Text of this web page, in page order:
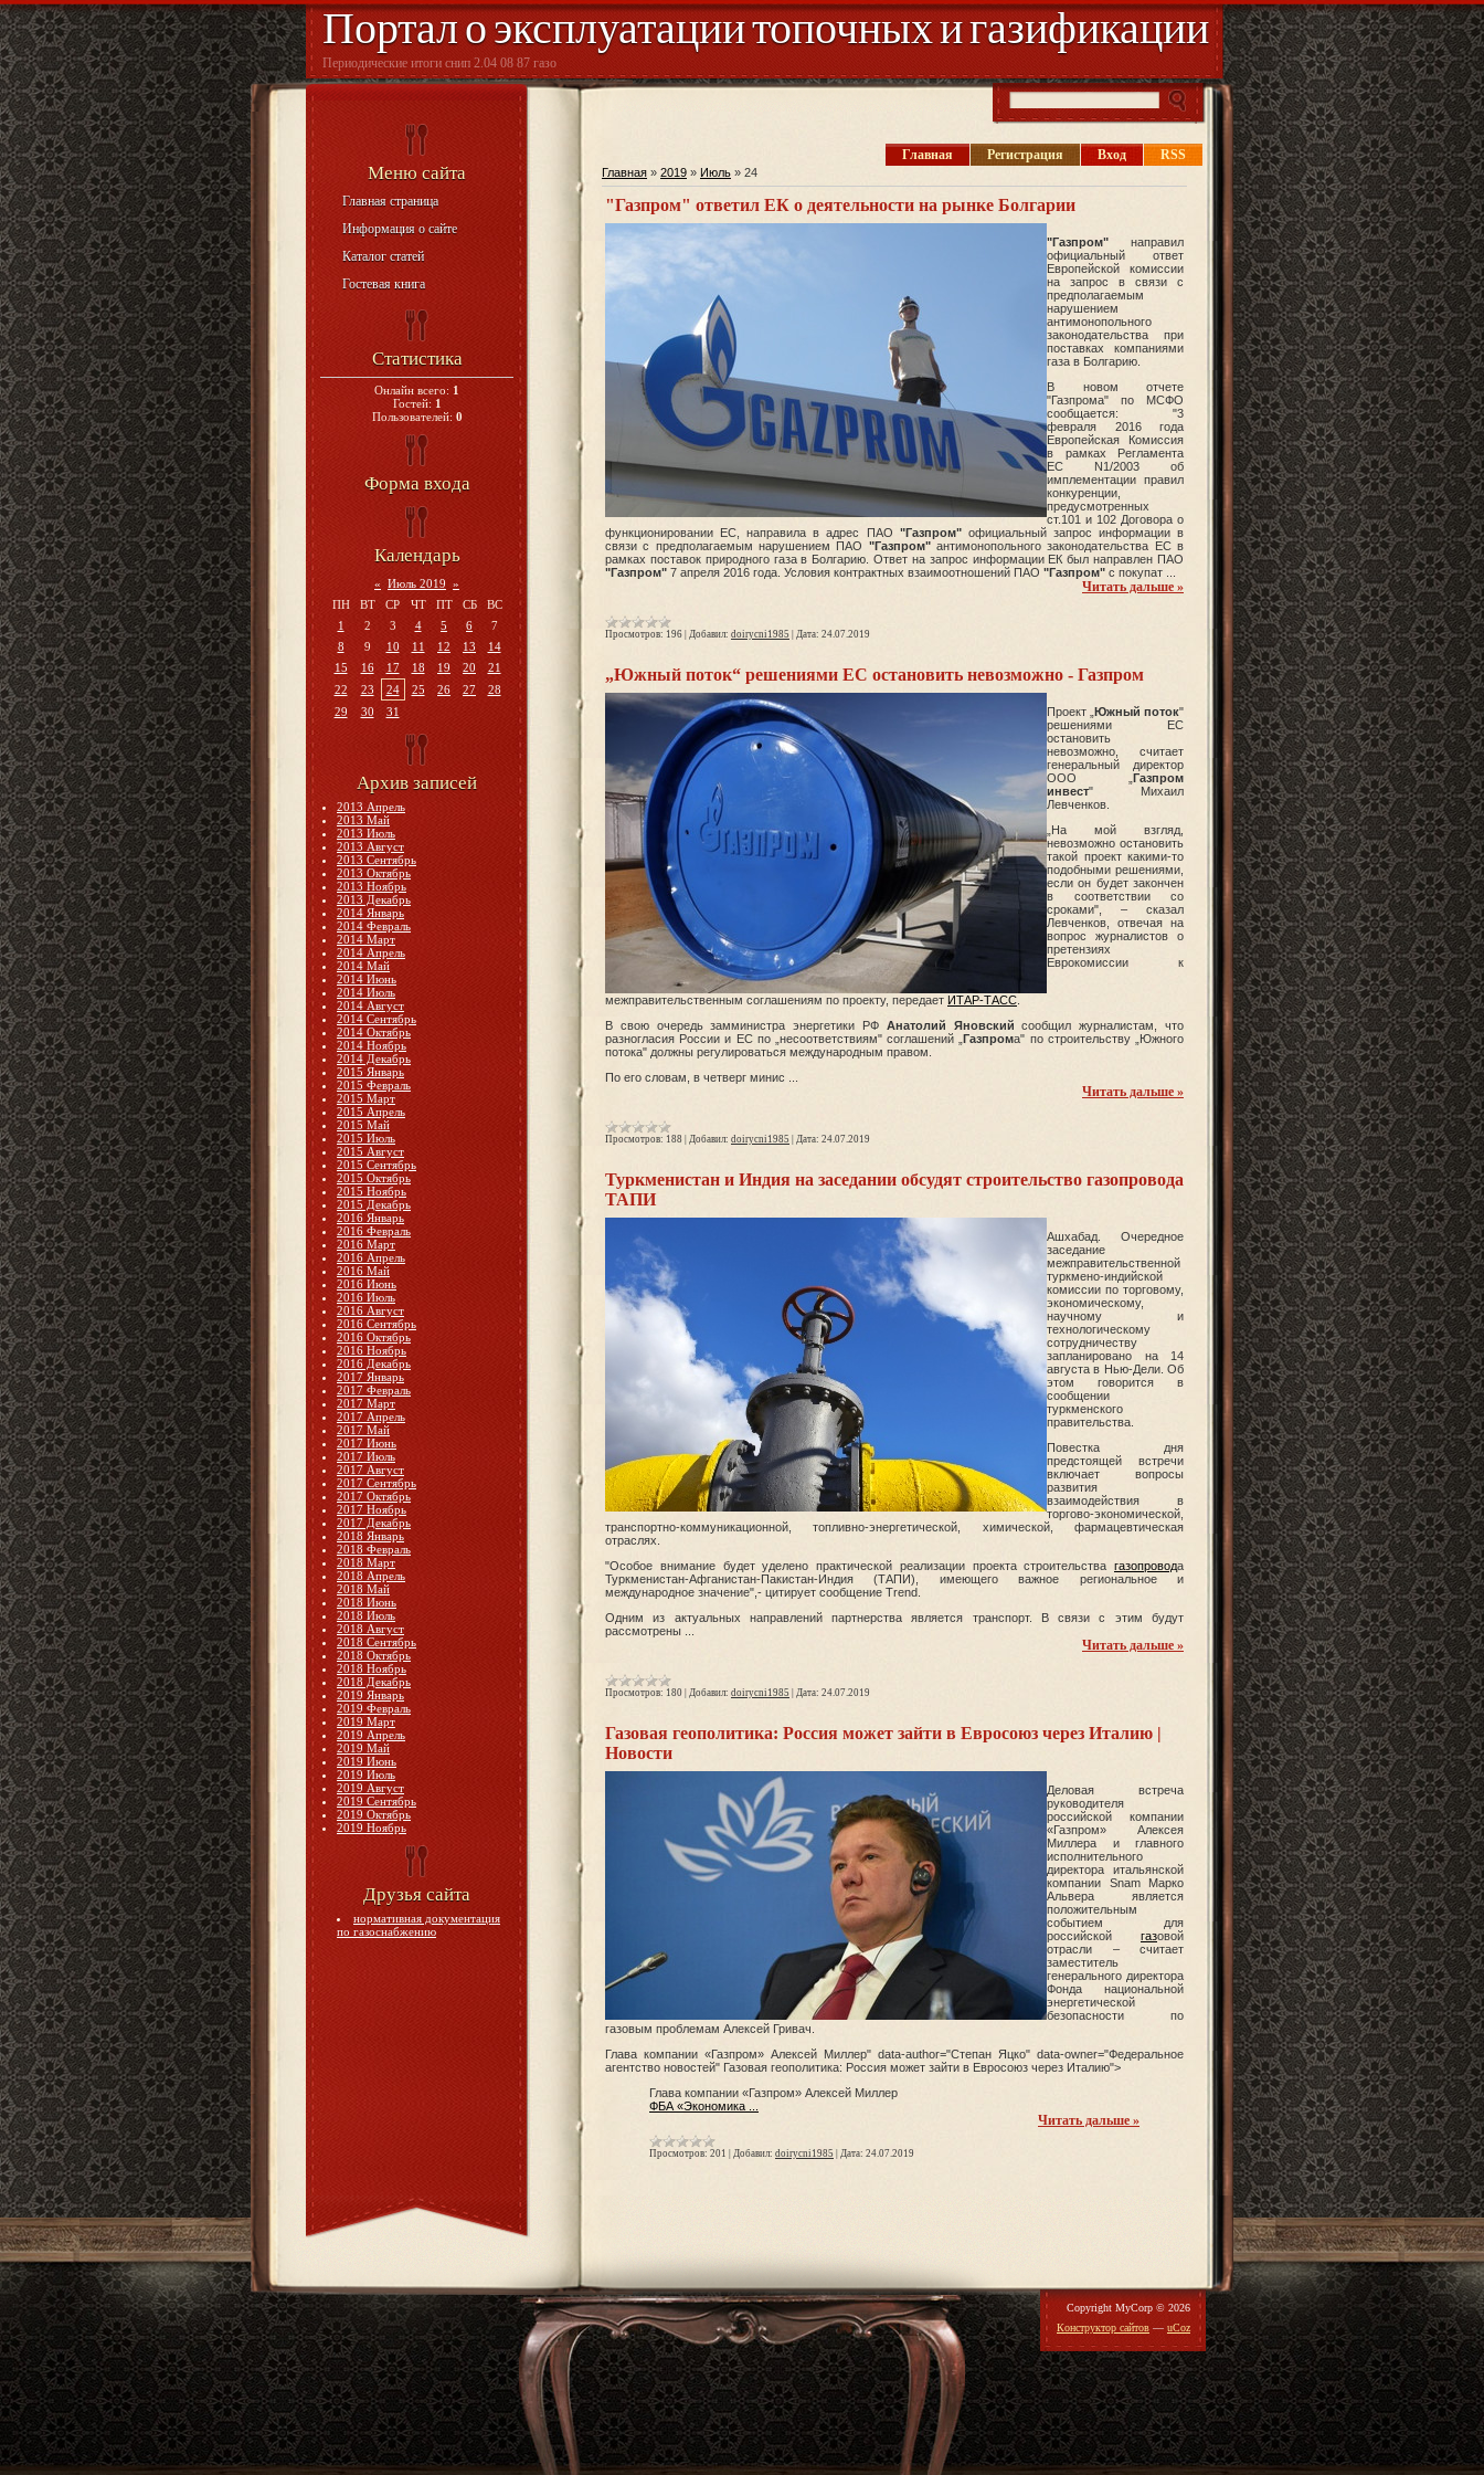
Портал о эксплуатации топочных и газификации
Периодические итоги снип 2.04 08 87 газо
RSS
Вход
Регистрация
Главная
Меню сайта
Главная страница
Информация о сайте
Каталог статей
Гостевая книга
Статистика
Онлайн всего: 1
Гостей: 1
Пользователей: 0
Форма входа
Календарь
« Июль 2019 »
ПН
ВТ СР ЧТ ПТ СБ
ВС
1
2 3 4 5 6
7
8
9 10 11 12 13
14
15
16 17 18 19 20
21
22
23 24 25 26 27
28
29
30 31
Архив записей
2013 Апрель
2013 Май
2013 Июль
2013 Август
2013 Сентябрь
2013 Октябрь
2013 Ноябрь
2013 Декабрь
2014 Январь
2014 Февраль
2014 Март
2014 Апрель
2014 Май
2014 Июнь
2014 Июль
2014 Август
2014 Сентябрь
2014 Октябрь
2014 Ноябрь
2014 Декабрь
2015 Январь
2015 Февраль
2015 Март
2015 Апрель
2015 Май
2015 Июль
2015 Август
2015 Сентябрь
2015 Октябрь
2015 Ноябрь
2015 Декабрь
2016 Январь
2016 Февраль
2016 Март
2016 Апрель
2016 Май
2016 Июнь
2016 Июль
2016 Август
2016 Сентябрь
2016 Октябрь
2016 Ноябрь
2016 Декабрь
2017 Январь
2017 Февраль
2017 Март
2017 Апрель
2017 Май
2017 Июнь
2017 Июль
2017 Август
2017 Сентябрь
2017 Октябрь
2017 Ноябрь
2017 Декабрь
2018 Январь
2018 Февраль
2018 Март
2018 Апрель
2018 Май
2018 Июнь
2018 Июль
2018 Август
2018 Сентябрь
2018 Октябрь
2018 Ноябрь
2018 Декабрь
2019 Январь
2019 Февраль
2019 Март
2019 Апрель
2019 Май
2019 Июнь
2019 Июль
2019 Август
2019 Сентябрь
2019 Октябрь
2019 Ноябрь
Друзья сайта
нормативная документация
по газоснабжению
Главная » 2019 » Июль » 24
"Газпром" ответил ЕК о деятельности на рынке Болгарии
"Газпром" направил
официальный ответ
Европейской комиссии
на запрос в связи с
предполагаемым
нарушением
антимонопольного
законодательства при
поставках компаниями
газа в Болгарию.
В новом отчете
"Газпрома" по МСФО
сообщается: "3
февраля 2016 года
Европейская Комиссия
в рамках Регламента
ЕС N1/2003 об
имплементации правил
конкуренции,
предусмотренных
ст.101 и 102 Договора о
функционировании ЕС, направила в адрес ПАО "Газпром"официальный запрос информации в
связи с предполагаемым нарушением ПАО "Газпром"антимонопольного законодательства ЕС в
рамках поставок природного газа в Болгарию. Ответ на запрос информации ЕК был направлен ПАО
"Газпром" 7 апреля 2016 года. Условия контрактных взаимоотношений ПАО "Газпром" с покупат
Читать дальше »
Просмотров: 196 Добавил: doirycni1985 Дата: 24.07.2019
„Южный поток“ решениями ЕС остановить невозможно - Газпром
Проект „ Южный поток"
решениями ЕС
остановить
невозможно, считает
генеральный директор
ООО „ Газпром
инвест" Михаил
Левченков.
„На мой взгляд,
невозможно остановить
такой проект какими-то
подобными решениями,
если он будет закончен
в соответствии со
сроками", – сказал
Левченков, отвечая на
вопрос журналистов о
претензиях
Еврокомиссии к
межправительственным соглашениям по проекту, передает ИТАР-ТАСС
В свою очередь замминистра энергетики РФ Анатолий Яновский сообщил журналистам, что
разногласия России и ЕС по „несоответствиям" соглашений „Газпрома" по строительству „Южного
потока" должны регулироваться международным правом.
По его словам, в четверг минис
Читать дальше »
Просмотров: 188 Добавил: doirycni1985 Дата: 24.07.2019
Туркменистан и Индия на заседании обсудят строительство газопровода
ТАПИ
Ашхабад. Очередное
заседание
межправительственной
туркмено-индийской
комиссии по торговому,
экономическому,
научному и
технологическому
сотрудничеству
запланировано на 14
августа в Нью-Дели. Об
этом говорится в
сообщении
туркменского
правительства.
Повестка дня
предстоящей встречи
включает вопросы
развития
взаимодействия в
торгово-экономической,
транспортно-коммуникационной, топливно-энергетической, химической, фармацевтическая
отраслях.
"Особое внимание будет уделено практической реализации проекта строительства газопровода
Туркменистан-Афганистан-Пакистан-Индия (ТАПИ), имеющего важное региональное и
международное значение",- цитирует сообщение Trend.
Одним из актуальных направлений партнерства является транспорт. В связи с этим будут
рассмотрены
Читать дальше »
Просмотров: 180 Добавил: doirycni1985 Дата: 24.07.2019
Газовая геополитика: Россия может зайти в Евросоюз через Италию |
Новости
Деловая встреча
руководителя
российской компании
«Газпром» Алексея
Миллера и главного
исполнительного
директора итальянской
компании Snam Марко
Альвера является
положительным
событием для
российской газовой
отрасли – считает
заместитель
генерального директора
Фонда национальной
энергетической
безопасности по
газовым проблемам Алексей Гривач.
Глава компании «Газпром» Алексей Миллер" data-author="Степан Яцко" data-owner="Федеральное
агентство новостей" Газовая геополитика: Россия может зайти в Евросоюз через Италию">
Глава компании «Газпром» Алексей Миллер
ФБА «Экономика
Читать дальше »
Просмотров: 201 Добавил: doirycni1985 Дата: 24.07.2019
Copyright MyCorp © 2026
Конструктор сайтов — uCoz